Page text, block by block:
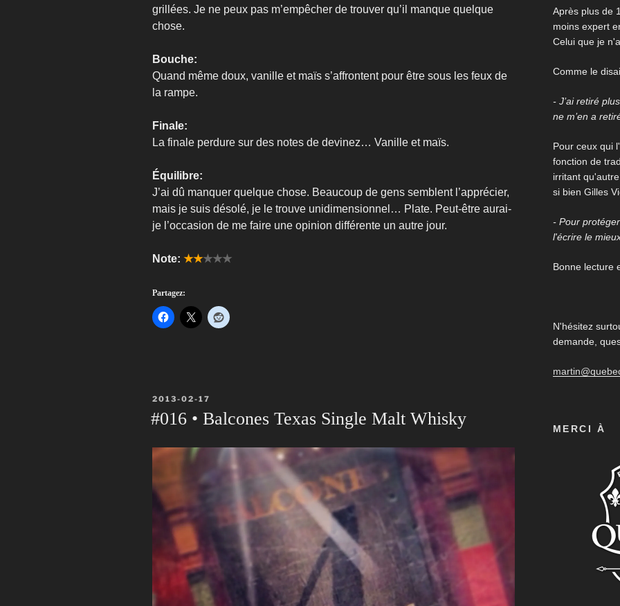
grillées. Je ne peux pas m’empêcher de trouver qu’il manque quelque
chose.
Bouche:
Quand même doux, vanille et maïs s’affrontent pour être sous les feux de
la rampe.
Finale:
La finale perdure sur des notes de devinez… Vanille et maïs.
Équilibre:
J’ai dû manquer quelque chose. Beaucoup de gens semblent l’apprécier,
mais je suis désolé, je le trouve unidimensionnel… Plate. Peut-être aurai-
je l’occasion de me faire une opinion différente un autre jour.
Note: ★★★★★
Partagez:
PUBLIÉ
2013-02-17
#016 • Balcones Texas Single Malt Whisky
Après plus de
moins expert
Celui que je
Comme le
- J’ai retiré
ne m’en a
Pour ceux qui
fonction de
irritant
si bien Gilles
- Pour
l'écrire le
Bonne lecture
N'hésitez
demande,
MERCI À